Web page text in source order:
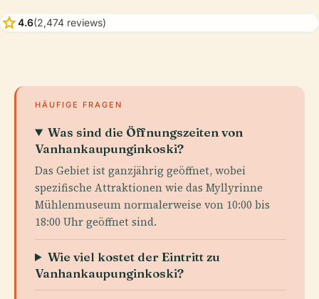
star4.6(2,474 reviews)
HÄUFIGE FRAGEN
Was sind die Öffnungszeiten von
Vanhankaupunginkoski?
Das Gebiet ist ganzjährig geöffnet, wobei
spezifische Attraktionen wie das Myllyrinne
Mühlenmuseum normalerweise von 10:00 bis
18:00 Uhr geöffnet sind.
Wie viel kostet der Eintritt zu
Vanhankaupunginkoski?